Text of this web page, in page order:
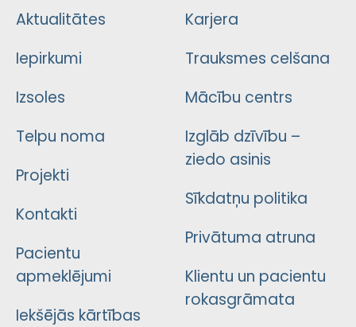
Aktualitātes
Iepirkumi
Izsoles
Telpu noma
Projekti
Kontakti
Pacientu
apmeklējumi
Iekšējās kārtības
Karjera
Trauksmes celšana
Mācību centrs
Izglāb dzīvību –
ziedo asinis
Sīkdatņu politika
Privātuma atruna
Klientu un pacientu
rokasgrāmata